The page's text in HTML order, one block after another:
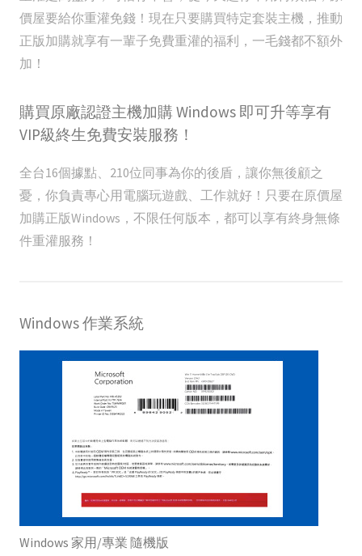
價屋要給你重灌免錢！現在只要購買特定套裝主機，推動
正版加購就享有一輩子免費重灌的福利，一毛錢都不額外
加！
購買原廠認證主機加購 Windows 即可升等享有
VIP級終生免費安裝服務！
全台16個據點、210位同事為你的後盾，讓你無後顧之
憂，你負責專心用電腦玩遊戲、工作就好！只要在原價屋
加購正版Windows，不限任何版本，都可以享有終身無條
件重灌服務！
Windows 作業系統
Windows 家用/專業 隨機版